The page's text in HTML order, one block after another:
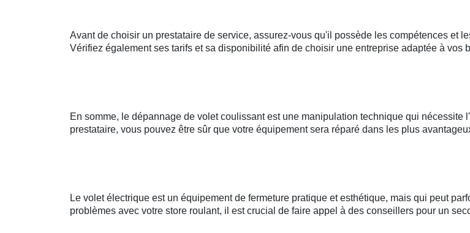
Avant de choisir un prestataire de service, assurez-vous qu'il possède les compétences et
Vérifiez également ses tarifs et sa disponibilité afin de choisir une entreprise adaptée à vos
En somme, le dépannage de volet coulissant est une manipulation technique qui
prestataire, vous pouvez être sûr que votre équipement sera réparé dans les plus
Le volet électrique est un équipement de fermeture pratique et esthétique, mais qui peut
problèmes avec votre store roulant, il est crucial de faire appel à des conseillers pour un